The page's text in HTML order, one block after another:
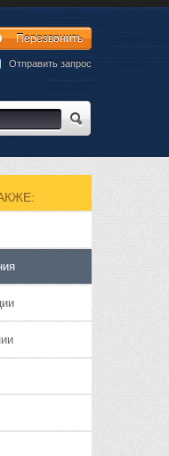
Перезвонить
Отправить запрос